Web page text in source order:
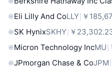
Eli Lilly And CoLLY ￥
SK HynixSKHY ￥
Micron Technology IncMU
JPmorgan Chase & CoJPM